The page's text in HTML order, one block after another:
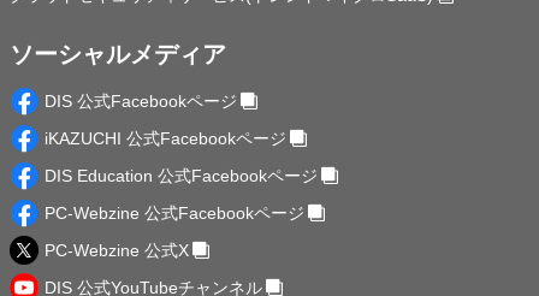
ソーシャルメディア
DIS 公式Facebookページ
iKAZUCHI 公式Facebookページ
DIS Education 公式Facebookページ
PC-Webzine 公式Facebookページ
PC-Webzine 公式X
DIS 公式YouTubeチャンネル